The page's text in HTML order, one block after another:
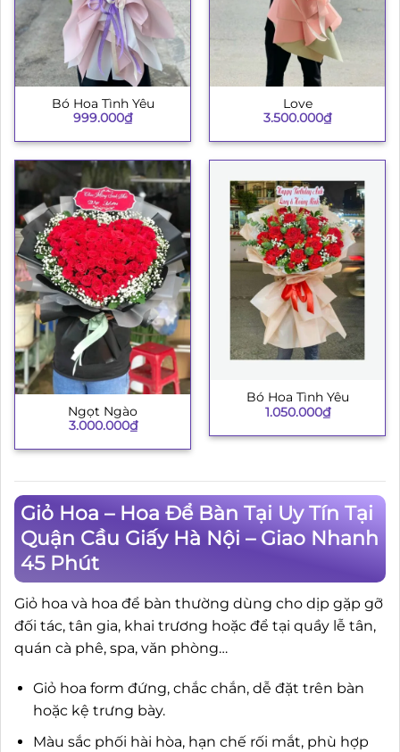
Bó Hoa Tình Yêu
999.000₫
Love
3.500.000₫
Ngọt Ngào
3.000.000₫
Bó Hoa Tình Yêu
1.050.000₫
Giỏ Hoa – Hoa Để Bàn Tại Uy Tín Tại
Quận Cầu Giấy Hà Nội – Giao Nhanh
45 Phút
Giỏ hoa và hoa để bàn thường dùng cho dịp gặp gỡ
đối tác, tân gia, khai trương hoặc để tại quầy lễ tân,
quán cà phê, spa, văn phòng…
Giỏ hoa form đứng, chắc chắn, dễ đặt trên bàn
hoặc kệ trưng bày.
Màu sắc phối hài hòa, hạn chế rối mắt, phù hợp